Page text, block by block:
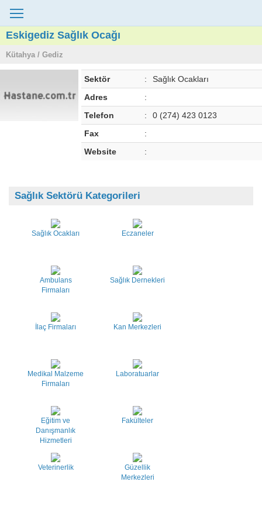
Eskigediz Sağlık Ocağı
Kütahya / Gediz
Sektör :
Sağlık Ocakları
Adres
:
Telefon
:
0 (274) 423 0123
Fax
:
Website
:
Sağlık Sektörü Kategorileri
Sağlık Ocakları Eczaneler
Ambulans
Firmaları
Sağlık Dernekleri
İlaç Firmaları Kan Merkezleri
Medikal Malzeme
Firmaları
Laboratuarlar
Eğitim ve
Danışmanlık
Hizmetleri
Fakülteler
Veterinerlik
Güzellik
Merkezleri